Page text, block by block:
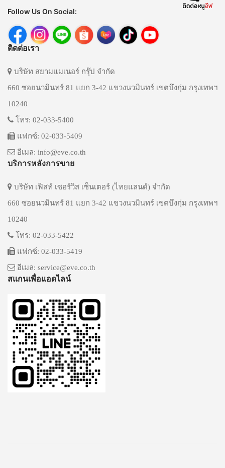
Follow Us On Social:
ติดต่อเรา
บริษัท สยามแมเนอร์ กรุ๊ป จำกัด
660 ซอยนวมินทร์ 81 แยก 3-42 แขวงนวมินทร์ เขตบึงกุ่ม กรุงเทพฯ
10240
โทร: 02-033-5400
แฟกซ์: 02-033-5409
อีเมล: info@eve.co.th
บริการหลังการขาย
บริษัท เฟิสท์ เซอร์วิส เซ็นเตอร์ (ไทยแลนด์) จำกัด
660 ซอยนวมินทร์ 81 แยก 3-42 แขวงนวมินทร์ เขตบึงกุ่ม กรุงเทพฯ
10240
โทร: 02-033-5422
แฟกซ์: 02-033-5419
อีเมล: service@eve.co.th
สแกนเพื่อแอดไลน์